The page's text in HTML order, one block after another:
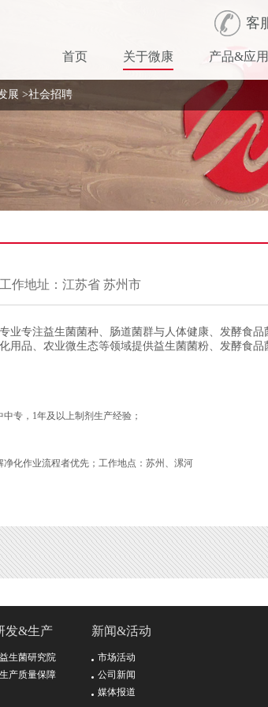
客
首页 关于微康 产品&应用
展 >社会招聘
工作地址：江苏省 苏州市
业专注益生菌菌种、肠道菌群与人体健康、发酵食
用品、农业微生态等领域提供益生菌菌粉、发酵食
专，1年及以上制剂生产经验；
净化作业流程者优先；工作地点：苏州、漯河
发&生产
益生菌研究院
生产质量保障
新闻&活动
市场活动
公司新闻
媒体报道